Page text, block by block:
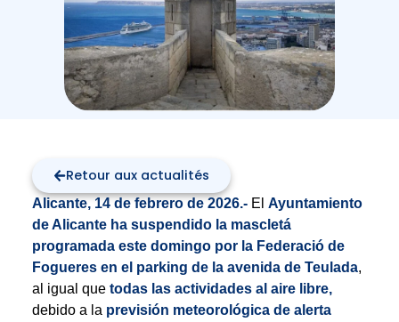
Retour aux actualités
Alicante, 14 de febrero de 2026.-El Ayuntamiento
de Alicante ha suspendido la mascletá
programada este domingo por la Federació de
Fogueres en el parking de la avenida de Teulada,
al igual que todas las actividades al aire libre,
debido a la previsión meteorológica de alerta